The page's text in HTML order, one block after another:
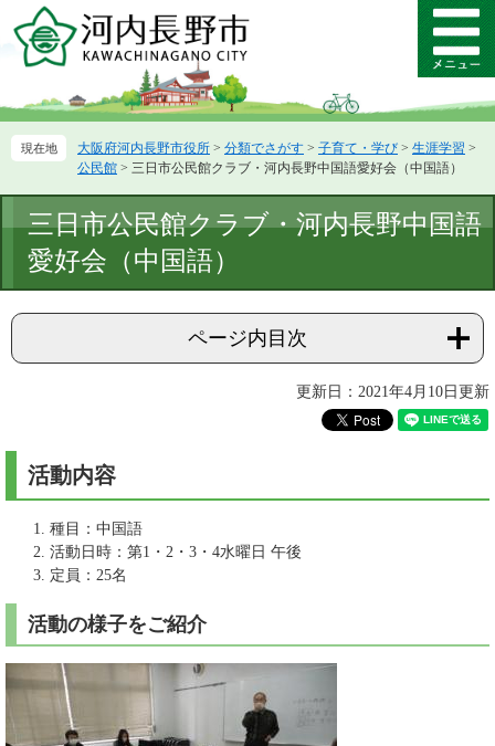
ー
先
ニ
を
て
メ
ニ
ー
大阪府河内長野市役所 > 分類でさがす > 子育て・学び > 生涯学習 >
公民館 > 三日市公民館クラブ・河内長野中国語愛好会（中国語）
文
三日市公民館クラブ・河内長野中国語
愛好会（中国語）
ページ内目次
更新日：2021年4月10日更新
活動内容
種目：中国語
活動日時：第1・2・3・4水曜日 午後
定員：25名
活動の様子をご紹介